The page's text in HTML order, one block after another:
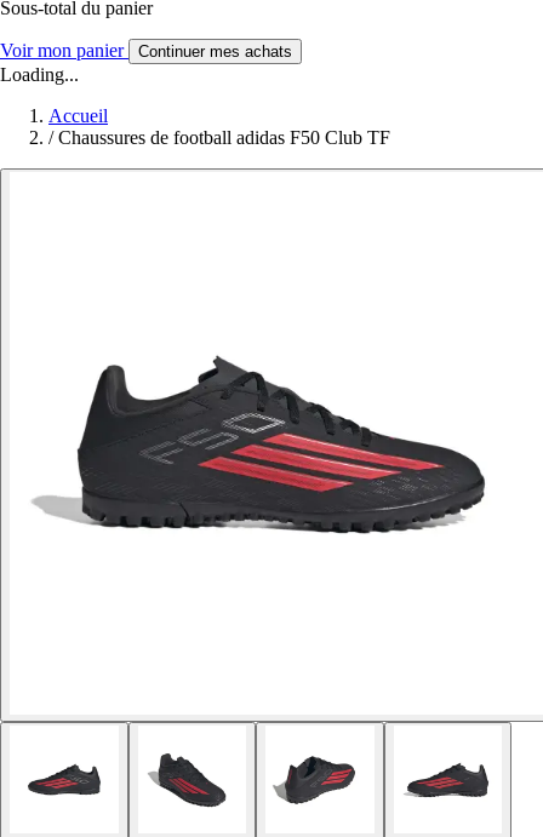
Sous-total du panier
Voir mon panier Continuer mes achats
Loading...
Accueil
/ Chaussures de football adidas F50 Club TF